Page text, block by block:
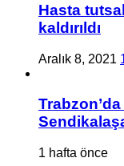
Hasta
kaldırıldı
Aralık 8, 2021
1 hafta önce